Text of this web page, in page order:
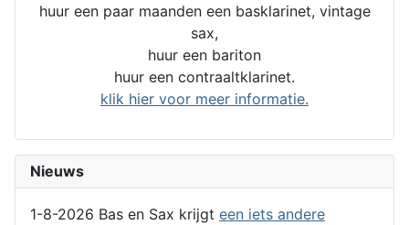
huur een paar maanden een basklarinet, vintage
sax,
huur een bariton
huur een contraaltklarinet.
klik hier voor meer informatie.
Nieuws
1-8-2026 Bas en Sax krijgt een iets andere